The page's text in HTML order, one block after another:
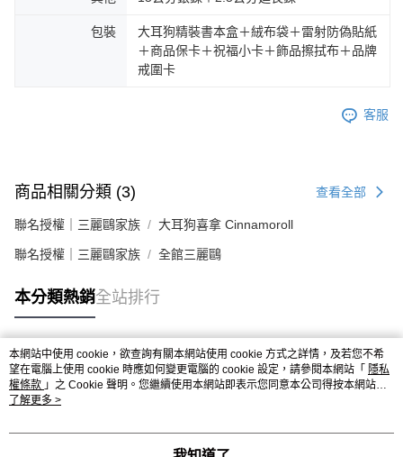
包裝
大耳狗精裝書本盒＋絨布袋＋雷射防偽貼紙
＋商品保卡＋祝福小卡＋飾品擦拭布＋品牌
戒圍卡
客服
商品相關分類 (3) 查看全部
聯名授權｜三麗鷗家族 大耳狗喜拿 Cinnamoroll
聯名授權｜三麗鷗家族 全館三麗鷗
本分類熱銷全站排行
熱門標籤
本網站中使用 cookie，欲查詢有關本網站使用 cookie 方式之詳情，及若您不希
望在電腦上使用 cookie 時應如何變更電腦的 cookie 設定，請參閱本網站「 隱私
權條款 」之 Cookie 聲明。您繼續使用本網站即表示您同意本公司得按本網站使
用條款之 Cookie 聲明使用 cookie。
了解更多 >